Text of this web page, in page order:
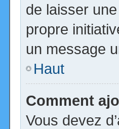
de laisser
propre
un message
Haut
Comment
Vous devez